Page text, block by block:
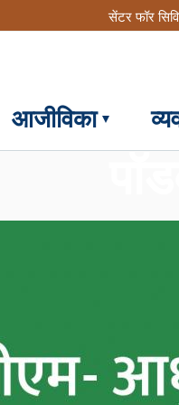
सेंटर फॉर
आजीविका